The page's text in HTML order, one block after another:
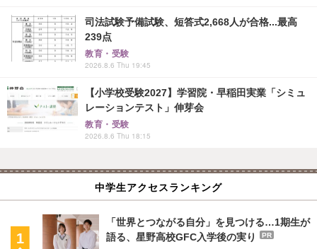
司法試験予備試験、短答式2,668人が合格...最高
239点
教育・受験
2026.8.6 Thu 19:45
【小学校受験2027】学習院・早稲田実業「シミュ
レーションテスト」伸芽会
教育・受験
2026.8.6 Thu 18:15
中学生アクセスランキング
「世界とつながる自分」を見つける…1期生が
語る、星野高校GFC入学後の実り
PR